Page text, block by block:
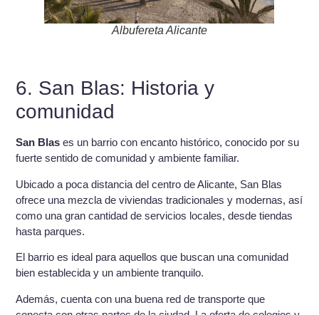
Albufereta Alicante
6. San Blas: Historia y
comunidad
San Blas es un barrio con encanto histórico, conocido por su
fuerte sentido de comunidad y ambiente familiar.
Ubicado a poca distancia del centro de Alicante, San Blas
ofrece una mezcla de viviendas tradicionales y modernas, así
como una gran cantidad de servicios locales, desde tiendas
hasta parques.
El barrio es ideal para aquellos que buscan una comunidad
bien establecida y un ambiente tranquilo.
Además, cuenta con una buena red de transporte que